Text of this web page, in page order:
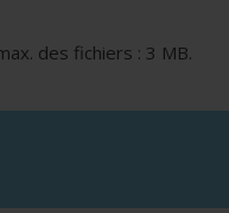
des fichiers : 3 MB.